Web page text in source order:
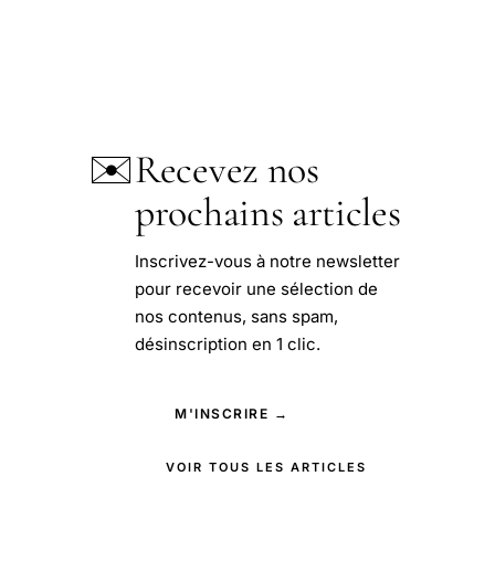
✉️Recevez nos
prochains articles
Inscrivez-vous à notre newsletter
pour recevoir une sélection de
nos contenus, sans spam,
désinscription en 1 clic.
M'INSCRIRE →
VOIR TOUS LES ARTICLES